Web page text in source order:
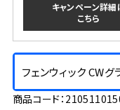
キャンペーン詳細
こちら
フェンウィック CW
商品コード：